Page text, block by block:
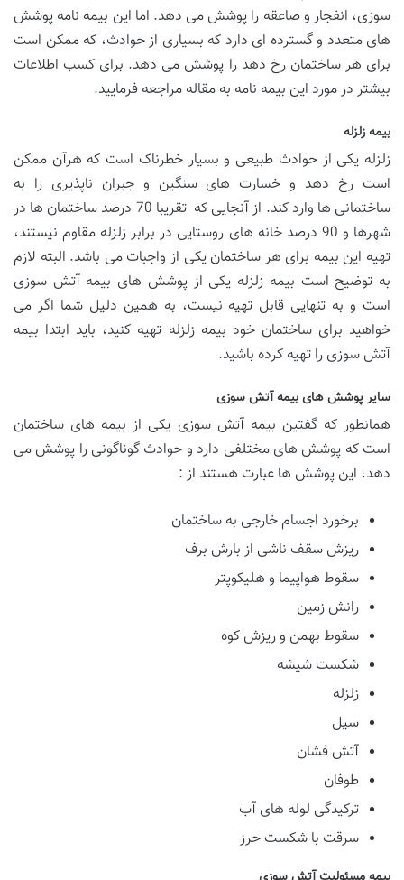
سوزی، انفجار و صاعقه را پوشش می دهد. اما این بیمه نامه پوشش
های متعدد و گسترده ای دارد که بسیاری از حوادث، که ممکن است
برای هر ساختمان رخ دهد را پوشش می دهد. برای کسب اطلاعات
بیشتر در مورد این بیمه نامه به مقاله مراجعه فرمایید.
بیمه زلزله
زلزله یکی از حوادث طبیعی و بسیار خطرناک است که هرآن ممکن
است رخ دهد و خسارت های سنگین و جبران ناپذیری را به
ساختمانی ها وارد کند. از آنجایی که تقریبا 70 درصد ساختمان ها در
شهرها و 90 درصد خانه های روستایی در برابر زلزله مقاوم نیستند،
تهیه این بیمه برای هر ساختمان یکی از واجبات می باشد. البته لازم
به توضیح است بیمه زلزله یکی از پوشش های بیمه آتش سوزی
است و به تنهایی قابل تهیه نیست، به همین دلیل شما اگر می
خواهید برای ساختمان خود بیمه زلزله تهیه کنید، باید ابتدا بیمه
آتش سوزی را تهیه کرده باشید.
سایر پوشش های بیمه آتش سوزی
همانطور که گفتین بیمه آتش سوزی یکی از بیمه های ساختمان
است که پوشش های مختلفی دارد و حوادث گوناگونی را پوشش می
دهد، این پوشش ها عبارت هستند از :
برخورد اجسام خارجی به ساختمان
ریزش سقف ناشی از بارش برف
سقوط هواپیما و هلیکوپتر
رانش زمین
سقوط بهمن و ریزش کوه
شکست شیشه
زلزله
سیل
آتش فشان
طوفان
ترکیدگی لوله های آب
سرقت با شکست حرز